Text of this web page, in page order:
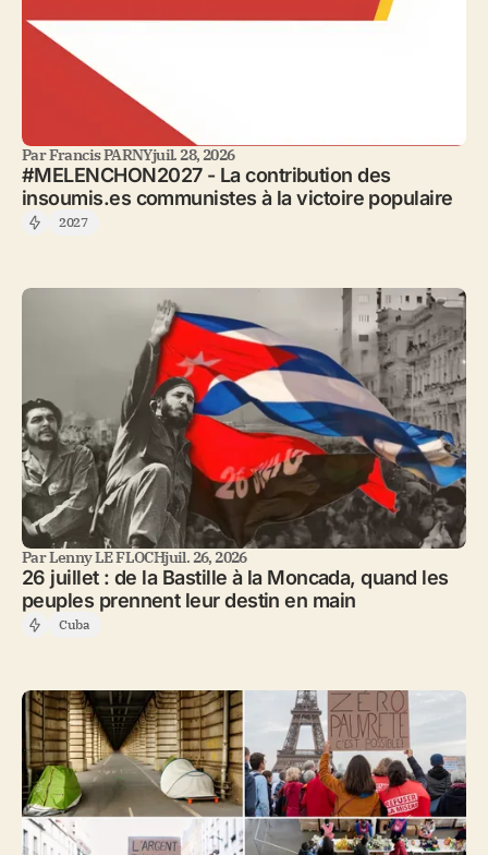
ParFrancis PARNYjuil. 28, 2026
#MELENCHON2027 - La contribution des
insoumis.es communistes à la victoire populaire
2027
ParLenny LE FLOCHjuil. 26, 2026
26 juillet : de la Bastille à la Moncada, quand les
peuples prennent leur destin en main
Cuba